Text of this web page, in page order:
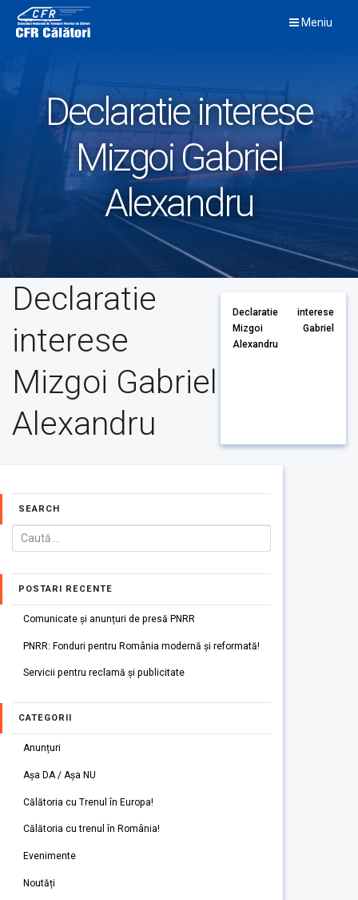
content
Meniu
Declaratie interese
Mizgoi Gabriel
Alexandru
Declaratie
interese
Mizgoi Gabriel
Alexandru
Declaratie interese
Mizgoi Gabriel
Alexandru
SEARCH
POSTARI RECENTE
Comunicate și anunțuri de presă PNRR
PNRR: Fonduri pentru România modernă și reformată!
Servicii pentru reclamă și publicitate
CATEGORII
Anunțuri
Așa DA / Așa NU
Călătoria cu Trenul în Europa!
Călătoria cu trenul în România!
Evenimente
Noutăți